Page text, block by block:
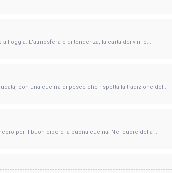
Foggia. L'atmosfera è di tendenza, la carta dei vini è...
con una cucina di pesce che rispetta la tradizione del...
per il buon cibo e la buona cucina. Nel cuore della ...